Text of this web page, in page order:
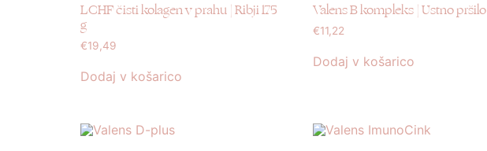
LCHF čisti kolagen v prahu | Ribji 175
g
€19,49
Dodaj v košarico
Valens B kompleks | Ustno pršilo
€11,22
Dodaj v košarico